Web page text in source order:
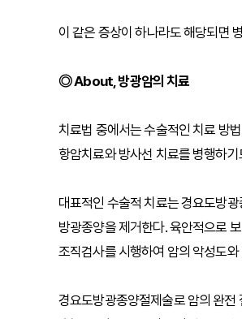
이 같은 증상이 하나라도 해당되면
◎ About, 방광암의 치료
치료법 중에서는 수술적인 치료 방
항암치료와 방사선 치료를 병행하기
대표적인 수술적 치료는 경요도방
방광종양을 제거한다. 육안적으로
조직검사를 시행하여 암의 악성도
경요도방광종양절제술로 암의 완전